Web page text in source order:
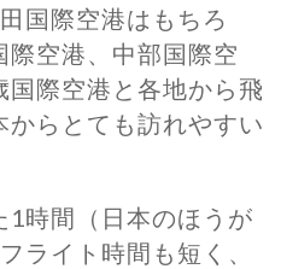
国際空港はもちろ
際空港、中部国際空
際空港と各地から飛
らとても訪れやすい
1時間（日本のほうが
ライト時間も短く、